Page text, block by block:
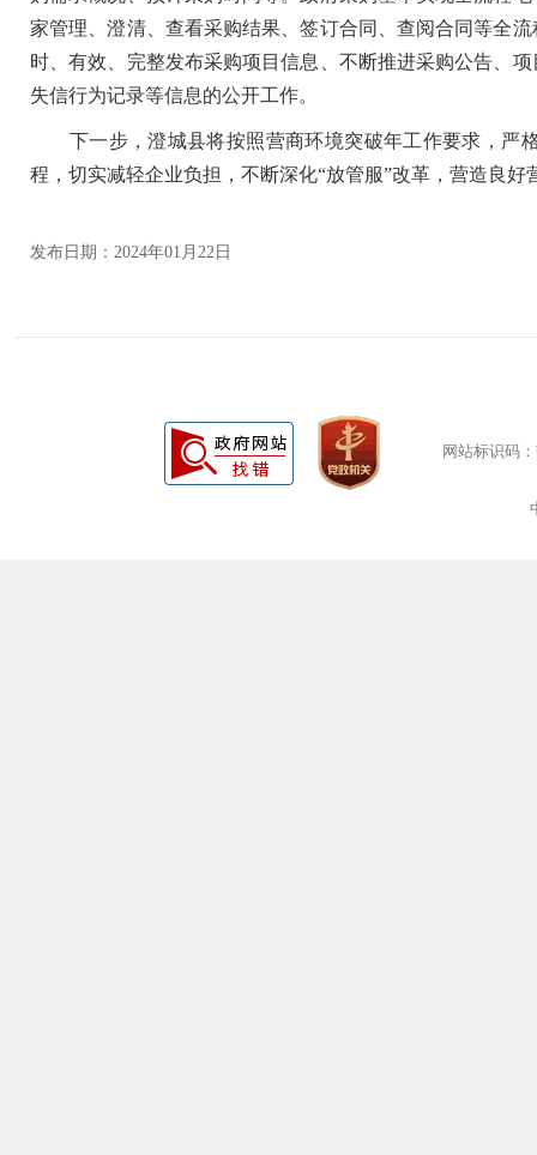
家管理、澄清、查看采购结果、签订合同、查阅合同等全
时、有效、完整发布采购项目信息、不断推进采购公告、
失信行为记录等信息的公开工作。
下一步，澄城县将按照营商环境突破年工作要求，严
程，切实减轻企业负担，不断深化“放管服”改革，营造良
发布日期：2024年01月22日
网站标识码